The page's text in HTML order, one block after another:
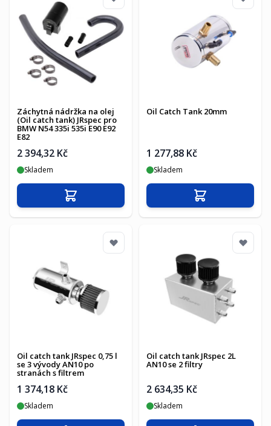
Záchytná nádržka na olej
(Oil catch tank) JRspec pro
BMW N54 335i 535i E90 E92
E82
2 394,32 Kč
Skladem
Přidat do košíku
Oil Catch Tank 20mm
1 277,88 Kč
Skladem
Přidat do košíku
Oil catch tank JRspec 0,75 l
se 3 vývody AN10 po
stranách s filtrem
1 374,18 Kč
Skladem
Oil catch tank JRspec 2L
AN10 se 2 filtry
2 634,35 Kč
Skladem